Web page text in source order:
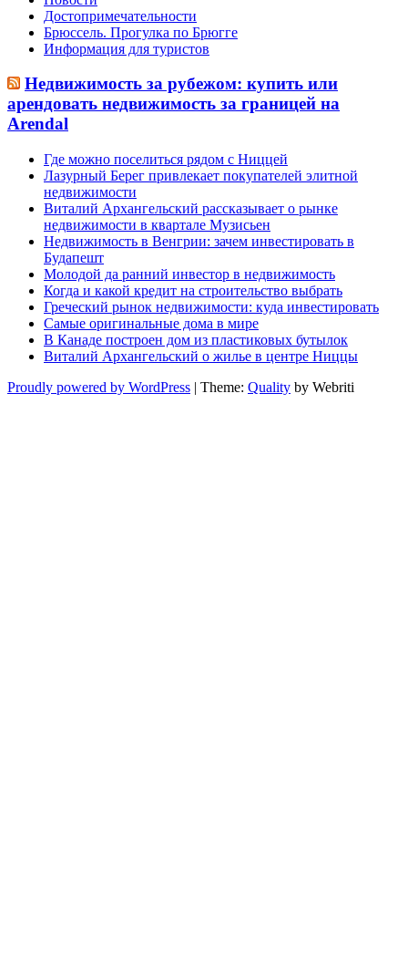
Достопримечательности
Брюссель. Прогулка по Брюгге
Информация для туристов
Недвижимость за рубежом: купить или
арендовать недвижимость за границей на
Arendal
Где можно поселиться рядом с Ниццей
Лазурный Берег привлекает покупателей элитной
недвижимости
Виталий Архангельский рассказывает о рынке
недвижимости в квартале Музисьен
Недвижимость в Венгрии: зачем инвестировать в
Будапешт
Молодой да ранний инвестор в недвижимость
Когда и какой кредит на строительство выбрать
Греческий рынок недвижимости: куда инвестировать
Самые оригинальные дома в мире
В Канаде построен дом из пластиковых бутылок
Виталий Архангельский о жилье в центре Ниццы
Proudly powered by WordPress | Theme: Quality by Webriti